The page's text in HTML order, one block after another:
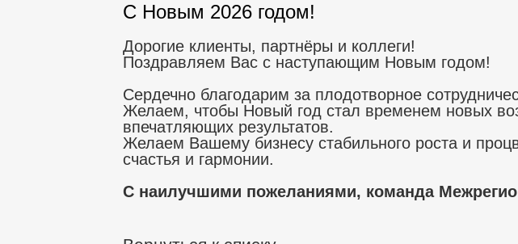
Дорогие клиенты, партнёры и коллеги!
Поздравляем Вас с наступающим Новым годом!
Сердечно благодарим за плодотворное
Желаем, чтобы Новый год стал временем новых
впечатляющих результатов.
Желаем Вашему бизнесу стабильного роста и
счастья и гармонии.
С наилучшими пожеланиями, команда
С Новым 2026 годом!